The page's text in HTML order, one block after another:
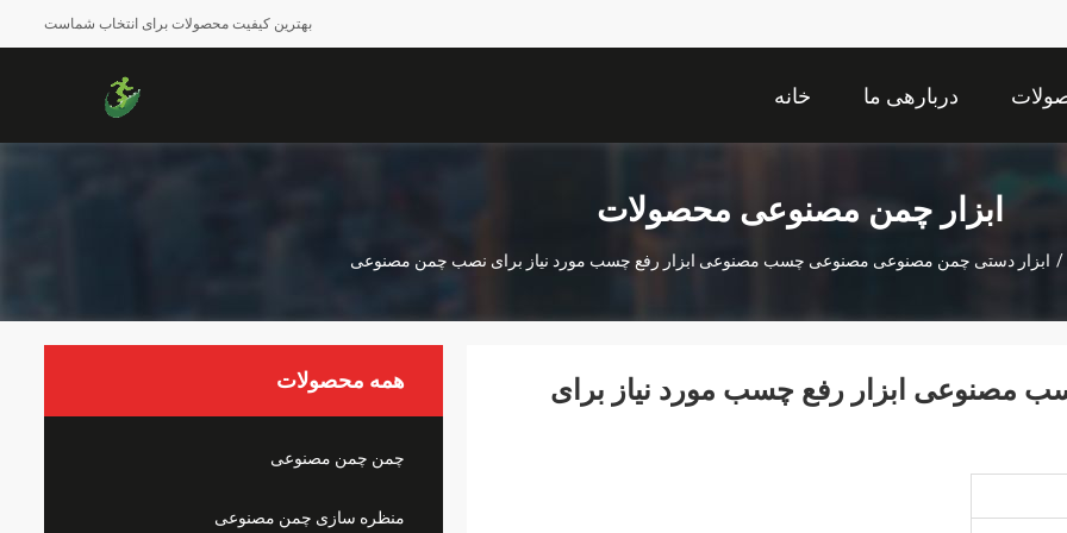
بهترین کیفیت محصولات برای انتخاب شماست
خانه دربارهی ما
ابزار چمن مصنوعی محصولات
/ ابزار دستی چمن مصنوعی مصنوعی چسب مصنوعی ابزار رفع چسب مورد نیاز برای نصب چمن مصنوعی
همه محصولات
چمن چمن مصنوعی
منظره سازی چمن مصنوعی
ابزار رفع چسب مورد نیاز برای